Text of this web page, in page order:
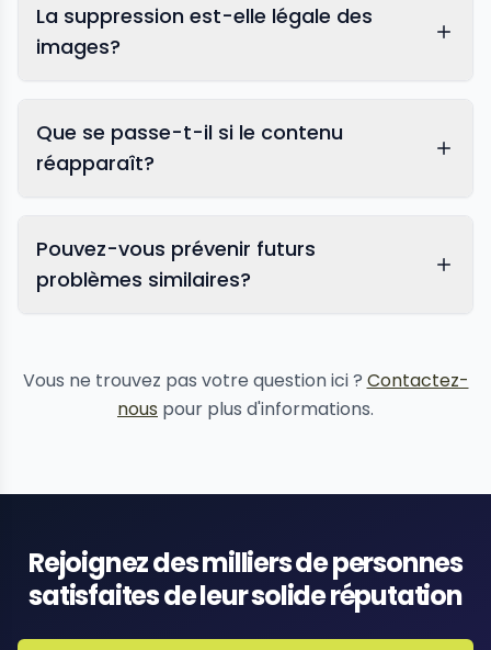
La suppression est-elle légale des
images?
Que se passe-t-il si le contenu
réapparaît?
Pouvez-vous prévenir futurs
problèmes similaires?
Vous ne trouvez pas votre question ici ? Contactez-
nous pour plus d'informations.
Rejoignez des milliers de personnes
satisfaites de leur solide réputation